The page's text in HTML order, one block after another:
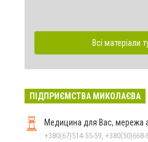
Всі матеріали
ПІДПРИЄМСТВА МИКОЛАЄВА
Медицина для Вас, мережа
+380(67)514-55-59, +380(50)668-